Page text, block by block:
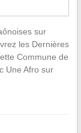
sur
les Dernières
Commune de
Une Afro sur